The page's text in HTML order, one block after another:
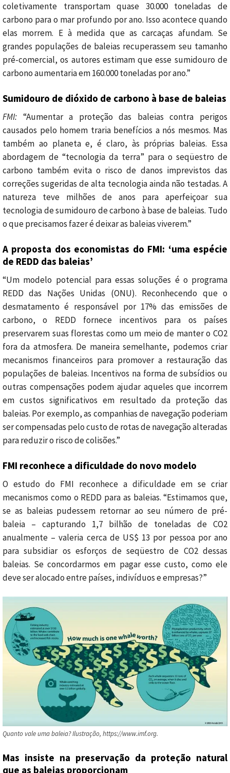
coletivamente transportam quase 30.000 toneladas de
carbono para o mar profundo por ano. Isso acontece quando
elas morrem. E à medida que as carcaças afundam. Se
grandes populações de baleias recuperassem seu tamanho
pré-comercial, os autores estimam que esse sumidouro de
carbono aumentaria em 160.000 toneladas por ano.”
Sumidouro de dióxido de carbono à base de baleias
FMI: “Aumentar a proteção das baleias contra perigos
causados ​​pelo homem traria benefícios a nós mesmos. Mas
também ao planeta e, é claro, às próprias baleias. Essa
abordagem de “tecnologia da terra” para o seqüestro de
carbono também evita o risco de danos imprevistos das
correções sugeridas de alta tecnologia ainda não testadas. A
natureza teve milhões de anos para aperfeiçoar sua
tecnologia de sumidouro de carbono à base de baleias. Tudo
o que precisamos fazer é deixar as baleias viverem.”
A proposta dos economistas do FMI: ‘uma espécie
de REDD das baleias’
“Um modelo potencial para essas soluções é o programa
REDD das Nações Unidas (ONU). Reconhecendo que o
desmatamento é responsável por 17% das emissões de
carbono, o REDD fornece incentivos para os países
preservarem suas florestas como um meio de manter o CO2
fora da atmosfera. De maneira semelhante, podemos criar
mecanismos financeiros para promover a restauração das
populações de baleias. Incentivos na forma de subsídios ou
outras compensações podem ajudar aqueles que incorrem
em custos significativos em resultado da proteção das
baleias. Por exemplo, as companhias de navegação poderiam
ser compensadas pelo custo de rotas de navegação alteradas
para reduzir o risco de colisões.”
FMI reconhece a dificuldade do novo modelo
O estudo do FMI reconhece a dificuldade em se criar
mecanismos como o REDD para as baleias. “Estimamos que,
se as baleias pudessem retornar ao seu número de pré-
baleia – capturando 1,7 bilhão de toneladas de CO2
anualmente – valeria cerca de US$ 13 por pessoa por ano
para subsidiar os esforços de seqüestro de CO2 dessas
baleias. Se concordarmos em pagar esse custo, como ele
deve ser alocado entre países, indivíduos e empresas?”
Quanto vale uma baleia? Ilustração, https://www.imf.org.
Mas insiste na preservação da proteção natural
que as baleias proporcionam